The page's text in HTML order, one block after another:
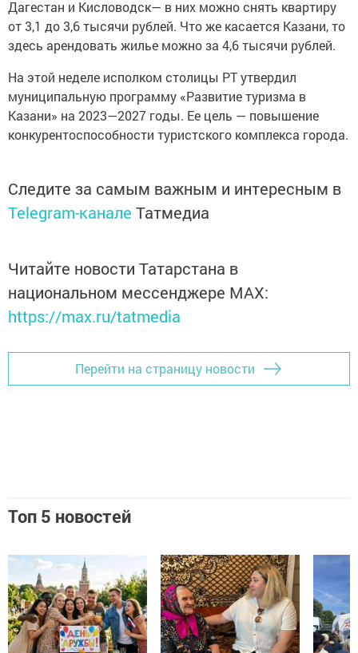
Дагестан и Кисловодск— в них можно снять квартиру
от 3,1 до 3,6 тысячи рублей. Что же касается Казани, то
здесь арендовать жилье можно за 4,6 тысячи рублей.
На этой неделе исполком столицы РТ утвердил
муниципальную программу «Развитие туризма в
Казани» на 2023—2027 годы. Ее цель — повышение
конкурентоспособности туристского комплекса города.
Следите за самым важным и интересным в
Telegram-канале Татмедиа
Читайте новости Татарстана в
национальном мессенджере MАХ:
https://max.ru/tatmedia
Перейти на страницу новости
Топ 5 новостей